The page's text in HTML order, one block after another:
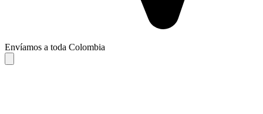
Envíamos a toda Colombia